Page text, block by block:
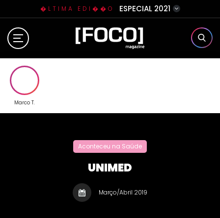
�LTIMA EDI��O ESPECIAL 2021
Home
Contato
Marco T.
Aconteceu na Saúde
UNIMED
Março/Abril 2019